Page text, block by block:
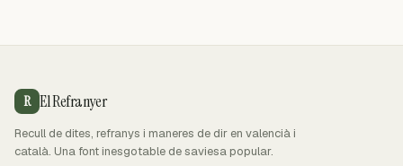
R El Refranyer
Recull de dites, refranys i maneres de dir en valencià i
català. Una font inesgotable de saviesa popular.